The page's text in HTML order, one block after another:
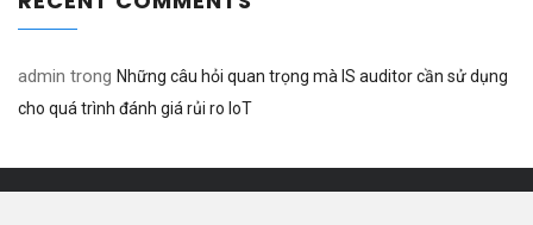
admin trong Những câu hỏi quan trọng mà IS auditor cần sử dụng
cho quá trình đánh giá rủi ro IoT